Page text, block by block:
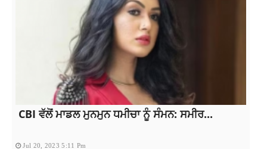
CBI ਵੱਲੋਂ ਮਾਡਲ ਮੁਨਮੁਨ ਧਮੀਚਾ ਨੂੰ ਸੰਮਨ: ਸਮੀਰ...
Jul 20, 2023 5:11 Pm